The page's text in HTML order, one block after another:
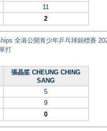
11
2
全港公開青少年乒乓球錦標賽
打
張晶笙 CHEUNG CHING
SANG
5
9
0